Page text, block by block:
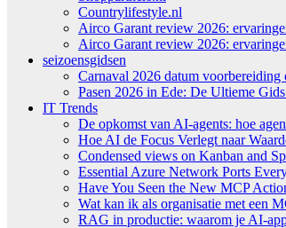
Countrylifestyle.nl
Airco Garant review 2026:
Airco Garant review 2026:
seizoensgidsen
Carnaval 2026 datum voorbereiding
Pasen 2026 in Ede: De Ultieme
IT Trends
De opkomst van AI-agents: hoe
Hoe AI de Focus Verlegt naar
Condensed views on Kanban and
Essential Azure Network Ports
Have You Seen the New MCP
Wat kan ik als organisatie met een
RAG in productie: waarom je AI-